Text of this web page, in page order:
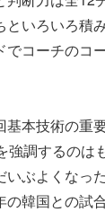
いろいろ積
コーチのコ
本技術の重
強調するの
ぶよくなっ
韓国との試